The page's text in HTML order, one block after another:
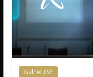
Galnet ESP